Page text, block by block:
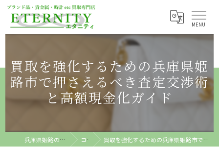
買取を強化するための兵庫県姫
路市で押さえるべき査定交渉術
と高額現金化ガイド
兵庫県姫路の買取ならETERNITY コラム 買取を強化するための兵庫県姫路市で押さえるべき査定交渉術と高額現金化ガイド